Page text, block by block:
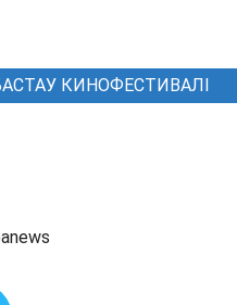
КИНОФЕСТИВАЛІ